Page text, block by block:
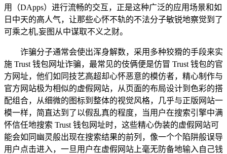
用（DApps）进行流畅的交互，正是这种广泛的应用场景和如
日中天的高人气，让那些心怀不轨的不法分子敏锐地察觉到了
可乘之机,妄图从中谋取不义之财。
诈骗分子通常会使出浑身解数，采用多种狡猾的手段来实
施 Trust 钱包网址诈骗，最常见的伎俩便是仿冒 Trust 钱包的官
方网址，他们如同技艺高超却心怀恶意的模仿者，精心制作与
官方网站极为相似的虚假网站，从页面的布局设计到色彩的搭
配组合，从细微的图标到整体的视觉风格，几乎与正版网站一
模一样，简直达到了以假乱真的程度，当用户在搜索引擎中满
怀信任地搜索 Trust 钱包网址时，这些精心伪装的虚假网站可
能会如同幽灵般出现在搜索结果的前列，像一个个陷阱般误导
用户点击进入，一旦用户在虚假网站上毫无防备地输入自己钱